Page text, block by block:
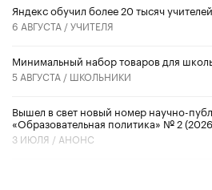
​Яндекс обучил более 20 тысяч
6 АВГУСТА /УЧИТЕЛЯ
Минимальный набор товаров для
5 АВГУСТА / ШКОЛЬНИКИ
Вышел в свет новый номер научно-
«Образовательная политика» № 2
3 ИЮЛЯ / АНОНС